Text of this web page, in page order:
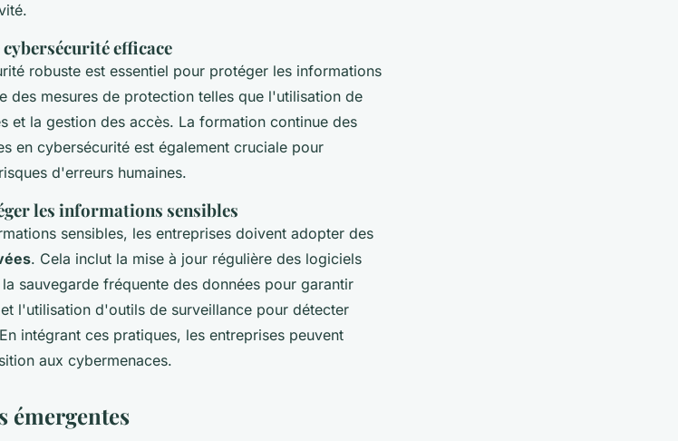
efficace
robuste est essentiel pour protéger les informations
des mesures de protection telles que l'utilisation de
et la gestion des accès. La formation continue des
en cybersécurité est également cruciale pour
d'erreurs humaines.
les informations sensibles
sensibles, les entreprises doivent adopter des
. Cela inclut la mise à jour régulière des logiciels
sauvegarde fréquente des données pour garantir
l'utilisation d'outils de surveillance pour détecter
intégrant ces pratiques, les entreprises peuvent
aux cybermenaces.
émergentes